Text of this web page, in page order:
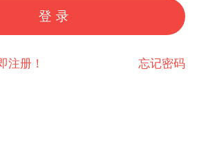
登录
注册！ 忘记密码